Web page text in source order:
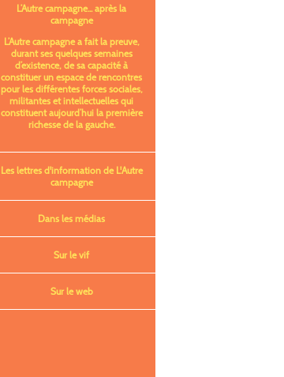
L’Autre campagne... après la
campagne
L’Autre campagne a fait la preuve,
durant ses quelques semaines
d’existence, de sa capacité à
constituer un espace de rencontres
pour les différentes forces sociales,
militantes et intellectuelles qui
constituent aujourd’hui la première
richesse de la gauche.
Les lettres d'information de L'Autre
campagne
Dans les médias
Sur le vif
Sur le web